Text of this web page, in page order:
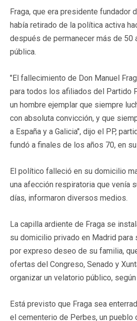
Fraga, que era presidente fundador
había retirado de la política activa
después de permanecer más de 50
pública.
"El fallecimiento de Don Manuel
para todos los afiliados del Partido
un hombre ejemplar que siempre
con absoluta convicción, y que
a España y a Galicia", dijo el PP,
fundó a finales de los años 70, en
El político falleció en su domicilio
una afección respiratoria que venía
días, informaron diversos medios.
La capilla ardiente de Fraga se
su domicilio privado en Madrid para
por expreso deseo de su familia,
ofertas del Congreso, Senado y
organizar un velatorio público,
Está previsto que Fraga sea
el cementerio de Perbes, un pueblo